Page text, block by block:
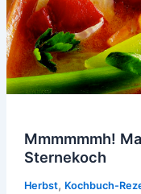
Mmmmmmh!
Sternekoch
Herbst, Kochbuch-